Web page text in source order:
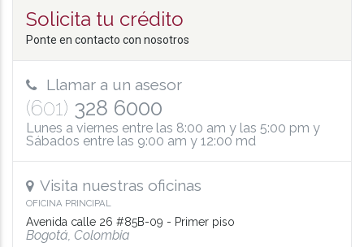
Solicita tu crédito
Ponte en contacto con nosotros
Llamar a un asesor
(601) 328 6000
Lunes a viernes entre las 8:00 am y las 5:00 pm y
Sábados entre las 9:00 am y 12:00 md
Visita nuestras oficinas
OFICINA PRINCIPAL
Avenida calle 26 #85B-09 - Primer piso
Bogotá, Colombia